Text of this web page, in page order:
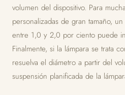
volumen del dispositivo. Para
personalizadas de gran tamaño,
entre 1,0 y 2,0 por ciento puede
Finalmente, si la lámpara se trata
resuelva el diámetro a partir del
suspensión planificada de la